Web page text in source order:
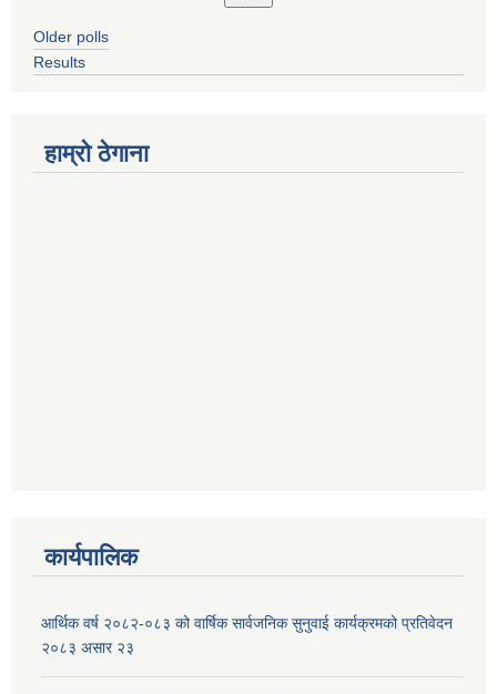
Older polls
Results
हाम्राे ठेगाना
कार्यपालिक
आर्थिक वर्ष २०८२-०८३ को वार्षिक सार्वजनिक सुनुवाई कार्यक्रमको प्रतिवेदन
२०८३ असार २३